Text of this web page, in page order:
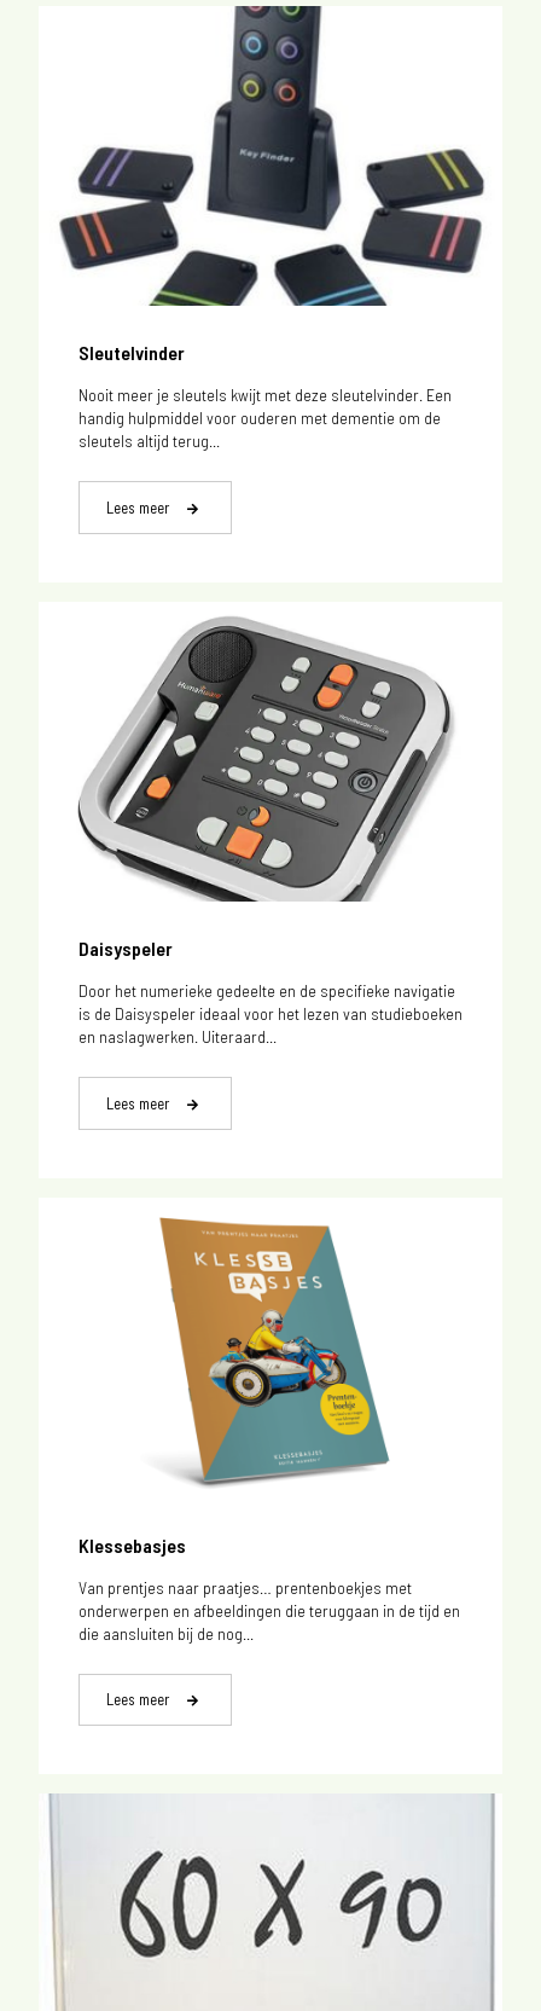
Sleutelvinder
Nooit meer je sleutels kwijt met deze sleutelvinder. Een
handig hulpmiddel voor ouderen met dementie om de
sleutels altijd terug...
Lees meer
Daisyspeler
Door het numerieke gedeelte en de specifieke navigatie
is de Daisyspeler ideaal voor het lezen van studieboeken
en naslagwerken. Uiteraard...
Lees meer
Klessebasjes
Van prentjes naar praatjes… prentenboekjes met
onderwerpen en afbeeldingen die teruggaan in de tijd en
die aansluiten bij de nog...
Lees meer